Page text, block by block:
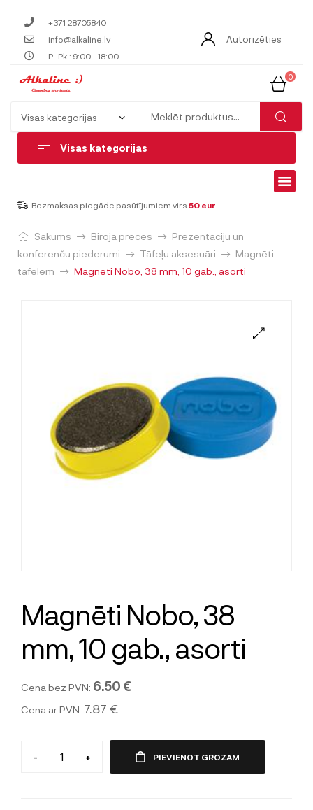
+371 28705840
info@alkaline.lv
P.-Pk.: 9:00 - 18:00
Autorizēties
0
Visas kategorijas
Bezmaksas piegāde pasūtījumiem virs 50 eur
Sākums Biroja preces
Prezentāciju un
konferenču piederumi
Tāfeļu aksesuāri
Magnēti
tāfelēm
Magnēti Nobo, 38 mm, 10 gab., asorti
Magnēti Nobo, 38
mm, 10 gab., asorti
Cena bez PVN: 6.50 €
Cena ar PVN: 7.87 €
- + PIEVIENOT GROZAM